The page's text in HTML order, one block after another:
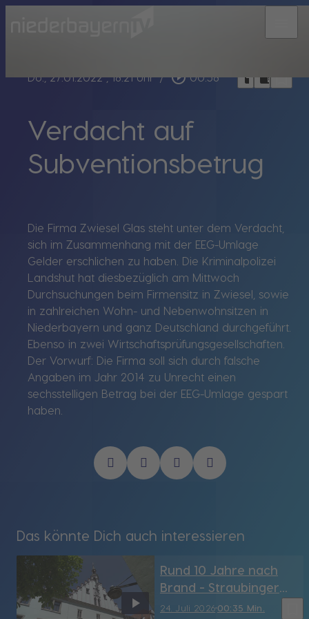
Do., 27.01.2022, 18:21 Uhr / play_circle_outline 00:58 headphones chrome_reader_modebookmark_border
Verdacht auf
Subventionsbetrug
Die Firma Zwiesel Glas steht unter dem Verdacht,
sich im Zusammenhang mit der EEG-Umlage
Gelder erschlichen zu haben. Die Kriminalpolizei
Landshut hat diesbezüglich am Mittwoch
Durchsuchungen beim Firmensitz in Zwiesel, sowie
in zahlreichen Wohn- und Nebenwohnsitzen in
Niederbayern und ganz Deutschland durchgeführt.
Ebenso in zwei Wirtschaftsprüfungsgesellschaften.
Der Vorwurf: Die Firma soll sich durch falsche
Angaben im Jahr 2014 zu Unrecht einen
sechsstelligen Betrag bei der EEG-Umlage gespart
haben.
Das könnte Dich auch interessieren
24. Juli 202600:35 Min.
Rund 10 Jahre nach
Brand - Straubinger
Rathaus hat sein